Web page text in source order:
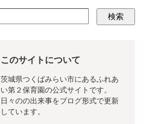
検索
このサイトについて
茨城県つくばみらい市にあるふれあ
い第２保育園の公式サイトです。
日々のの出来事をブログ形式で更新
しています。